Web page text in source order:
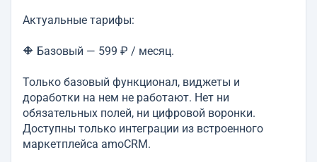
Актуальные тарифы:
🔶 Базовый — 599 ₽ / месяц.
Только базовый функционал, виджеты и
доработки на нем не работают. Нет ни
обязательных полей, ни цифровой воронки.
Доступны только интеграции из встроенного
маркетплейса amoCRM.